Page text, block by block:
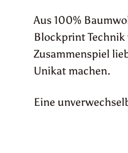
Aus 100%
Blockprint
Zusammenspiel
Unikat machen.
Eine